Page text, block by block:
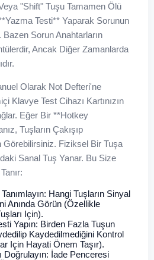
"Shift" Tuşu Tamamen Ölü
Testi** Yaparak Sorunun
Bazen Sorun Anahtarların
Ancak Diğer Zamanlarda
Olarak Not Defteri'ne
Klavye Test Cihazı Kartınızın
Eğer Bir **hotkey
Tuşların Çakışıp
Görebilirsiniz. Fiziksel Bir Tuşa
Sanal Tuş Yanar. Bu Size
Hangi Tuşların Sinyal
Anında Görün (özellikle
Için).
Yapın: Birden Fazla Tuşun
Kaydedilmediğini Kontrol
Için Hayati Önem Taşır).
Doğrulayın: İade Penceresi